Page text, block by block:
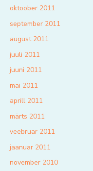
oktoober 2011
september 2011
august 2011
juuli 2011
juuni 2011
mai 2011
aprill 2011
märts 2011
veebruar 2011
jaanuar 2011
november 2010